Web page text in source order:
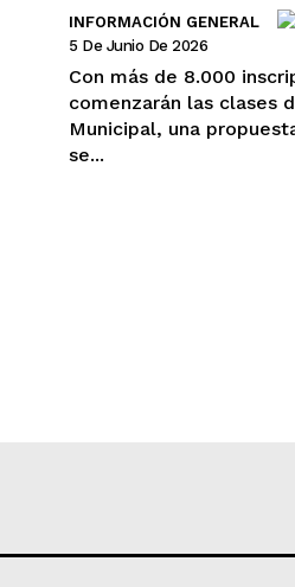
INFORMACIÓN GENERAL
5 De Junio De 2026
Con más de 8.000
comenzarán las clases
Municipal, una
se...